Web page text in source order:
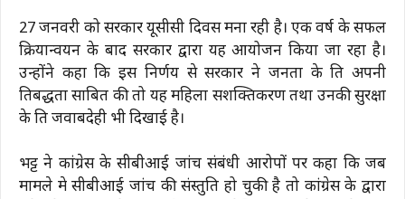
27 जनवरी को सरकार यूसीसी दिवस मना रही है। एक वर्ष के सफल
क्रियान्वयन के बाद सरकार द्वारा यह आयोजन किया जा रहा है।
उन्होंने कहा कि इस निर्णय से सरकार ने जनता के प्रति अपनी
प्रतिबद्धता साबित की तो यह महिला सशक्तिकरण तथा उनकी सुरक्षा
के प्रति जवाबदेही भी दिखाई है।
भट्ट ने कांग्रेस के सीबीआई जांच संबंधी आरोपों पर कहा कि जब
मामले मे सीबीआई जांच की संस्तुति हो चुकी है तो कांग्रेस के द्वारा